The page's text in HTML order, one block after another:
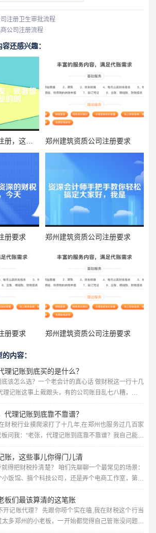
注册卫生审批流程
公司注册流程
还感兴趣：
郑州建筑资质公司注册要求
册要求 郑州建筑资质公司注册要求
册要求 郑州建筑资质公司注册要求
内容：
理记账到底买的是什么？
该怎么选？一个老会计的真心话 做财税这一行十几
记账这事上栽跟头，有的公司账目乱七八糟，报税
枉钱，服务却跟不上；还有的甚至被不靠谱的代理
我就用大白话，跟郑州的老板们聊聊，选代理记账
么坑，不讲虚的，全是实战经验。 很多老板以为代
帮你报个税、做个账”，价格越低越好，错...
代理记账到底靠不靠谱？
财税行业摸爬滚打了十几年,在郑州也服务过几百家
问我：“老张，代理记账到底靠不靠谱？我自己能不
，问这个问题的老板，十个有八个最后都老老实实找
踩过的坑太深了。 今天我就掰开揉碎给你讲讲,郑
们不讲那些云里雾里的专业术语，全是大白话，保
听完心里有数。 代理记账到底在干啥？别想得太玄乎...
账，这些事儿你得门儿清
得把财税拎清楚？ 咱们先聊聊一个最常见的场景：
饭馆、搞个科技公司，还是弄个电商工作室，第一
营业执照，这事儿看着简单，但后续的财税问题，
很多老板一开始觉得，注册嘛，找个代办花个几百
完事了，可等到税务登记、银行开户、记账报税这
己两眼一抹黑。 我跟你说,作为干了十几年财...
板们最该算清的这笔账
开记账代理？ 先跟你唠个实在嗑,我在财税这个行当
多郑州的小老板，一开始都觉得自己管账没问题，